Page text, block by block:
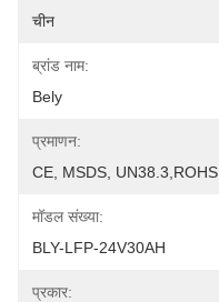
चीन
ब्रांड नाम:
Bely
प्रमाणन:
CE, MSDS, UN38.3,ROHS
मॉडल संख्या:
BLY-LFP-24V30AH
प्रकार: